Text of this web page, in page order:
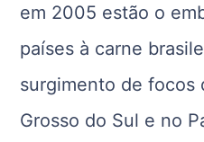
em 2005 estão o
países à carne
surgimento de focos
Grosso do Sul e no